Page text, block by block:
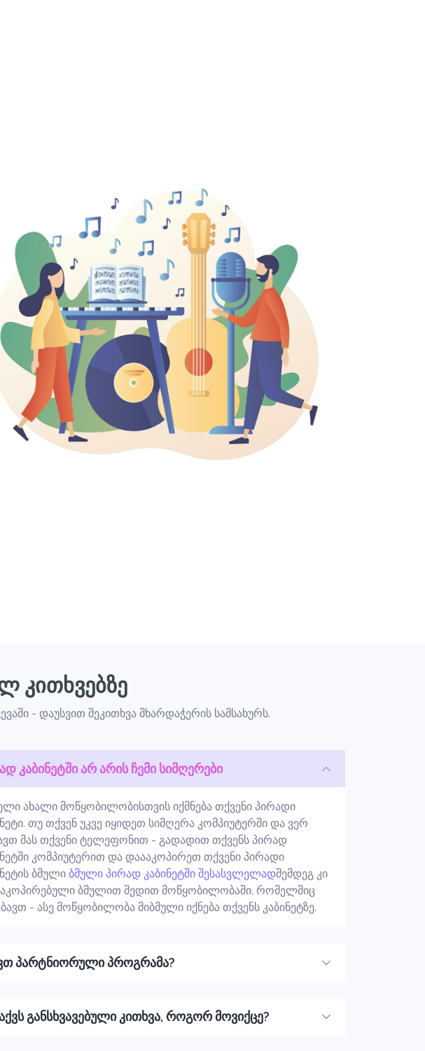
კითხვებზე
- დაუსვით შეკითხვა მხარდაჭერის სამსახურს.
კაბინეტში არ არის ჩემი სიმღერები
ახალი მოწყობილობისთვის იქმნება თქვენი პირადი
თუ თქვენ უკვე იყიდეთ სიმღერა კომპიუტერში და ვერ
მას თქვენი ტელეფონით - გადადით თქვენს პირად
კომპიუტერით და დაააკოპირეთ თქვენი პირადი
ბმული ბმული პირად კაბინეტში შესასვლელადშემდეგ კი
ბმულით შედით მოწყობილობაში, რომელშიც
- ასე მოწყობილობა მიბმული იქნება თქვენს კაბინეტზე.
პარტნიორული პროგრამა?
განსხვავებული კითხვა, როგორ მოვიქცე?